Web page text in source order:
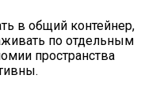
в общий контейнер,
по отдельным
пространства